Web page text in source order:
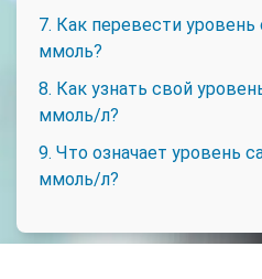
7. Как перевести уровень
ммоль?
8. Как узнать свой
ммоль/л?
9. Что означает уровень
ммоль/л?